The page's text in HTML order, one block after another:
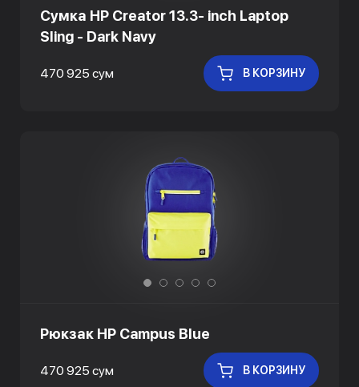
Сумка HP Creator 13.3- inch Laptop
Sling - Dark Navy
470 925 сум В КОРЗИНУ
Рюкзак HP Campus Blue
470 925 сум В КОРЗИНУ